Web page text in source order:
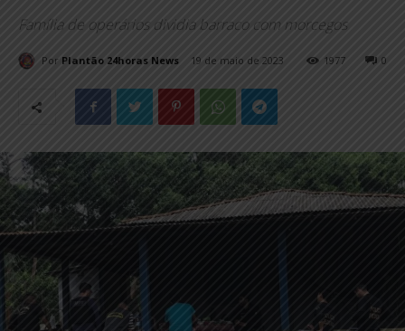
Família de operários dividia barraco com morcegos
Por Plantão 24horas News 19 de maio de 2023 0
1977